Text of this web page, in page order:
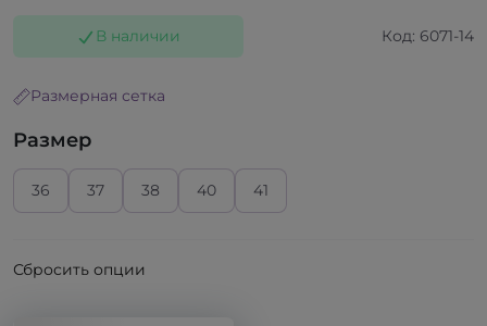
В наличии Код: 6071-14
Размерная сетка
Размер
36 37 38 40 41
Сбросить опции